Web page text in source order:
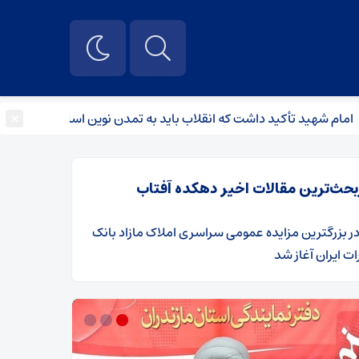
تأکید داشت که انقلاب باید به تمدن نوین اسلامی منتهی شود
مقالات اخیر دهکده آفتاب
​بزرگترین مزایده عمومی سراسری املاک مازاد بانک
ایران آغاز شد